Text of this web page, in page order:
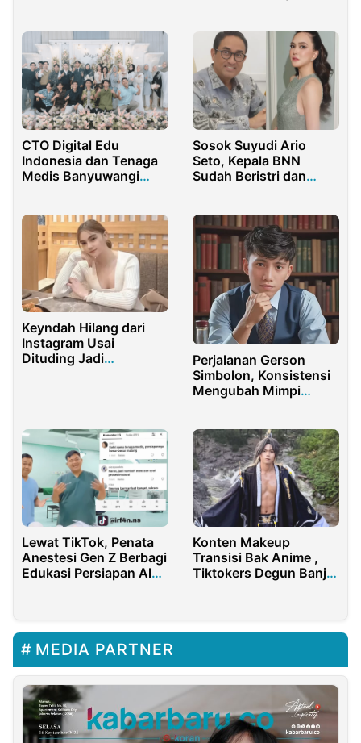
CTO Digital Edu
Indonesia dan Tenaga
Medis Banyuwangi
Sosok Suyudi Ario
Seto, Kepala BNN
Sudah Beristri dan
Aulia
Keyndah Hilang dari
Instagram Usai
Dituding Jadi
Perjalanan Gerson
Simbolon, Konsistensi
Mengubah Mimpi
Lewat TikTok, Penata
Anestesi Gen Z Berbagi
Edukasi Persiapan Alat
Konten Makeup
Transisi Bak Anime ,
Tiktokers Degun Banjiri
MEDIA PARTNER